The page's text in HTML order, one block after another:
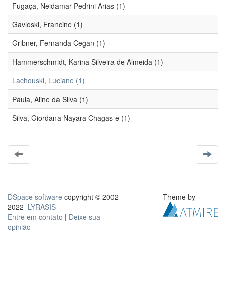
Fugaça, Neidamar Pedrini Arias (1)
Gavloski, Francine (1)
Gribner, Fernanda Cegan (1)
Hammerschmidt, Karina Silveira de Almeida (1)
Lachouski, Luciane (1)
Paula, Aline da Silva (1)
Silva, Giordana Nayara Chagas e (1)
DSpace software copyright © 2002-
2022 LYRASIS
Entre em contato | Deixe sua
opinião
Theme by